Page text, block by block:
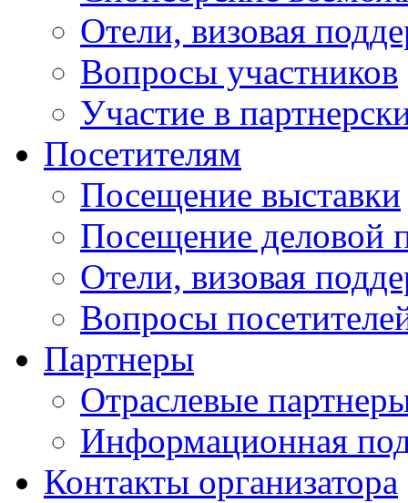
Отели, визовая
Вопросы участников
Участие в
Посетителям
Посещение выставки
Посещение деловой
Отели, визовая
Вопросы
Партнеры
Отраслевые
Информационная
Контакты организатора